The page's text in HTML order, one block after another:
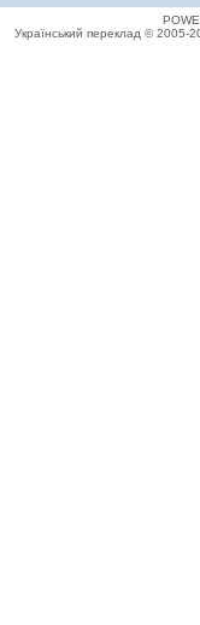
Український переклад © 2005-